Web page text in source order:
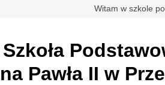
Witam w szkole
Szkoła
Pawła II w